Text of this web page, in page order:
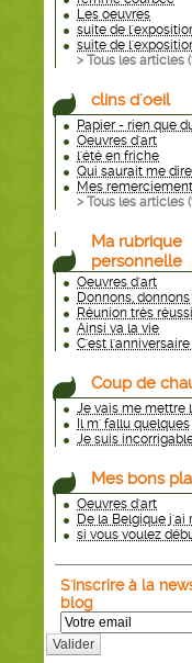
Les oeuvres
suite de
suite de
> Tous les articles (
clins d'oeil
Papier - rien que
Oeuvres d'art
l'été en friche
Qui saurait me dire
Mes
> Tous les articles (
Ma rubrique
personnelle
Oeuvres d'art
Donnons, donnons
Réunion très
Ainsi va la vie
C'est l'anniversaire
Coup de
Je vais me mettre
Il m' fallu quelques
Je suis
Mes bons
Oeuvres d'art
De la Belgique j'ai
si vous voulez
S'inscrire à la
blog
Valider